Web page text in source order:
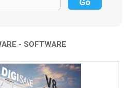
- SOFTWARE